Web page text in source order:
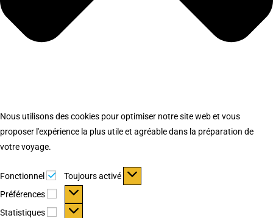
Nous utilisons des cookies pour optimiser notre site web et vous
proposer l'expérience la plus utile et agréable dans la préparation de
votre voyage.
Fonctionnel Fonctionnel
Toujours activé
Préférences
Préférences
Statistiques Statistiques